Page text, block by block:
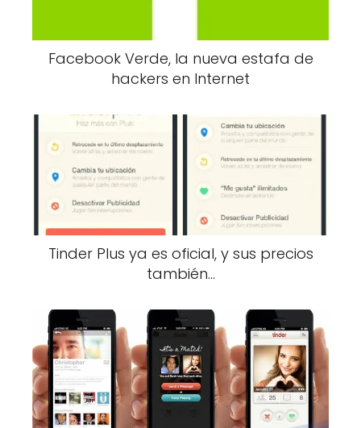
Facebook Verde, la nueva estafa de
hackers en Internet
Tinder Plus ya es oficial, y sus precios
también…